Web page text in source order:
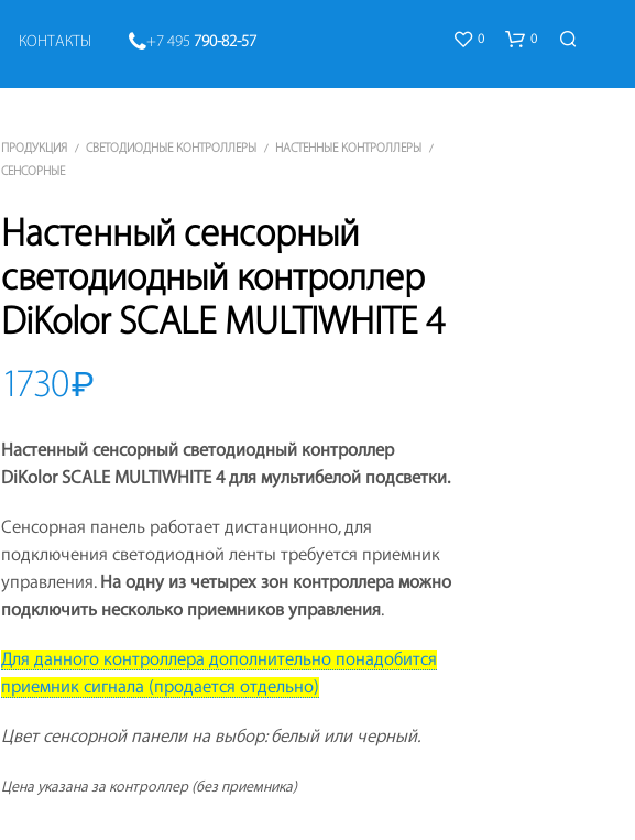
КОНТАКТЫ +7 495 790-82-57 0 0
ПРОДУКЦИЯ / СВЕТОДИОДНЫЕ КОНТРОЛЛЕРЫ / НАСТЕННЫЕ КОНТРОЛЛЕРЫ /
СЕНСОРНЫЕ
Настенный сенсорный
светодиодный контроллер
DiKolor SCALE MULTIWHITE 4
1730₽
Настенный сенсорный светодиодный контроллер
DiKolor SCALE MULTIWHITE 4 для мультибелой подсветки.
Сенсорная панель работает дистанционно, для
подключения светодиодной ленты требуется приемник
управления. На одну из четырех зон контроллера можно
подключить несколько приемников управления.
Для данного контроллера дополнительно понадобится
приемник сигнала (продается отдельно)
Цвет сенсорной панели на выбор: белый или черный.
Цена указана за контроллер (без приемника)